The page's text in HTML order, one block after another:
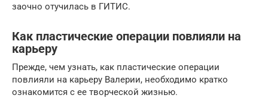
заочно отучилась в ГИТИС.
Как пластические операции повлияли на
карьеру
Прежде, чем узнать, как пластические операции
повлияли на карьеру Валерии, необходимо кратко
ознакомится с ее творческой жизнью.